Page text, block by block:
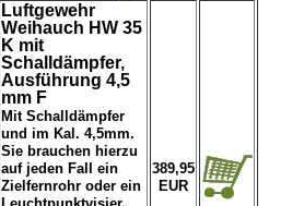
Luftgewehr
Weihauch HW 35
K mit
Schalldämpfer,
Ausführung 4,5
mm F
Mit Schalldämpfer
und im Kal. 4,5mm.
Sie brauchen hierzu
auf jeden Fall ein
Zielfernrohr oder ein
389,95
EUR